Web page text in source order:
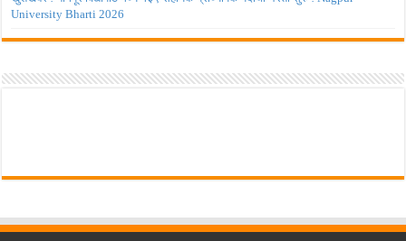
University Bharti 2026